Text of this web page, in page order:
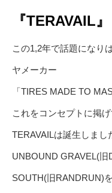
『TERAVAIL』
この1,2年で話題になり
ヤメーカー
「TIRES MADE TO
これをコンセプトに掲
TERAVAILは誕生しまし
UNBOUND GRAVEL(
SOUTH(旧RANDRUN)